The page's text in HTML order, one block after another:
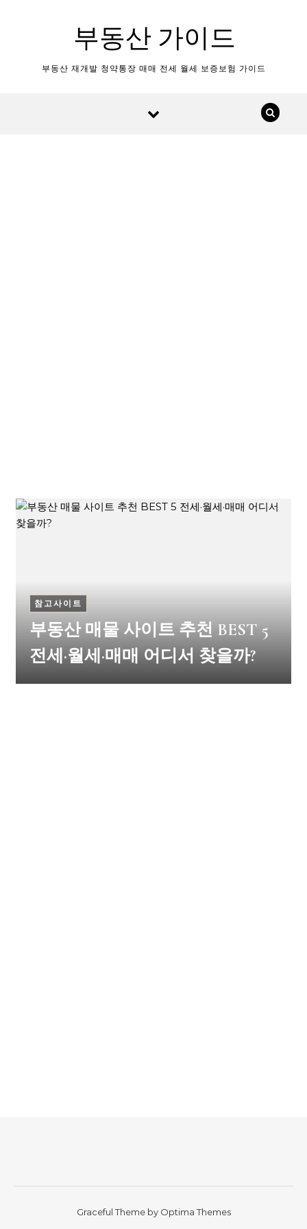
부동산 가이드
부동산 재개발 청약통장 매매 전세 월세 보증보험 가이드
참고사이트
부동산 매물 사이트 추천 BEST 5
전세·월세·매매 어디서 찾을까?
Graceful Theme by Optima Themes